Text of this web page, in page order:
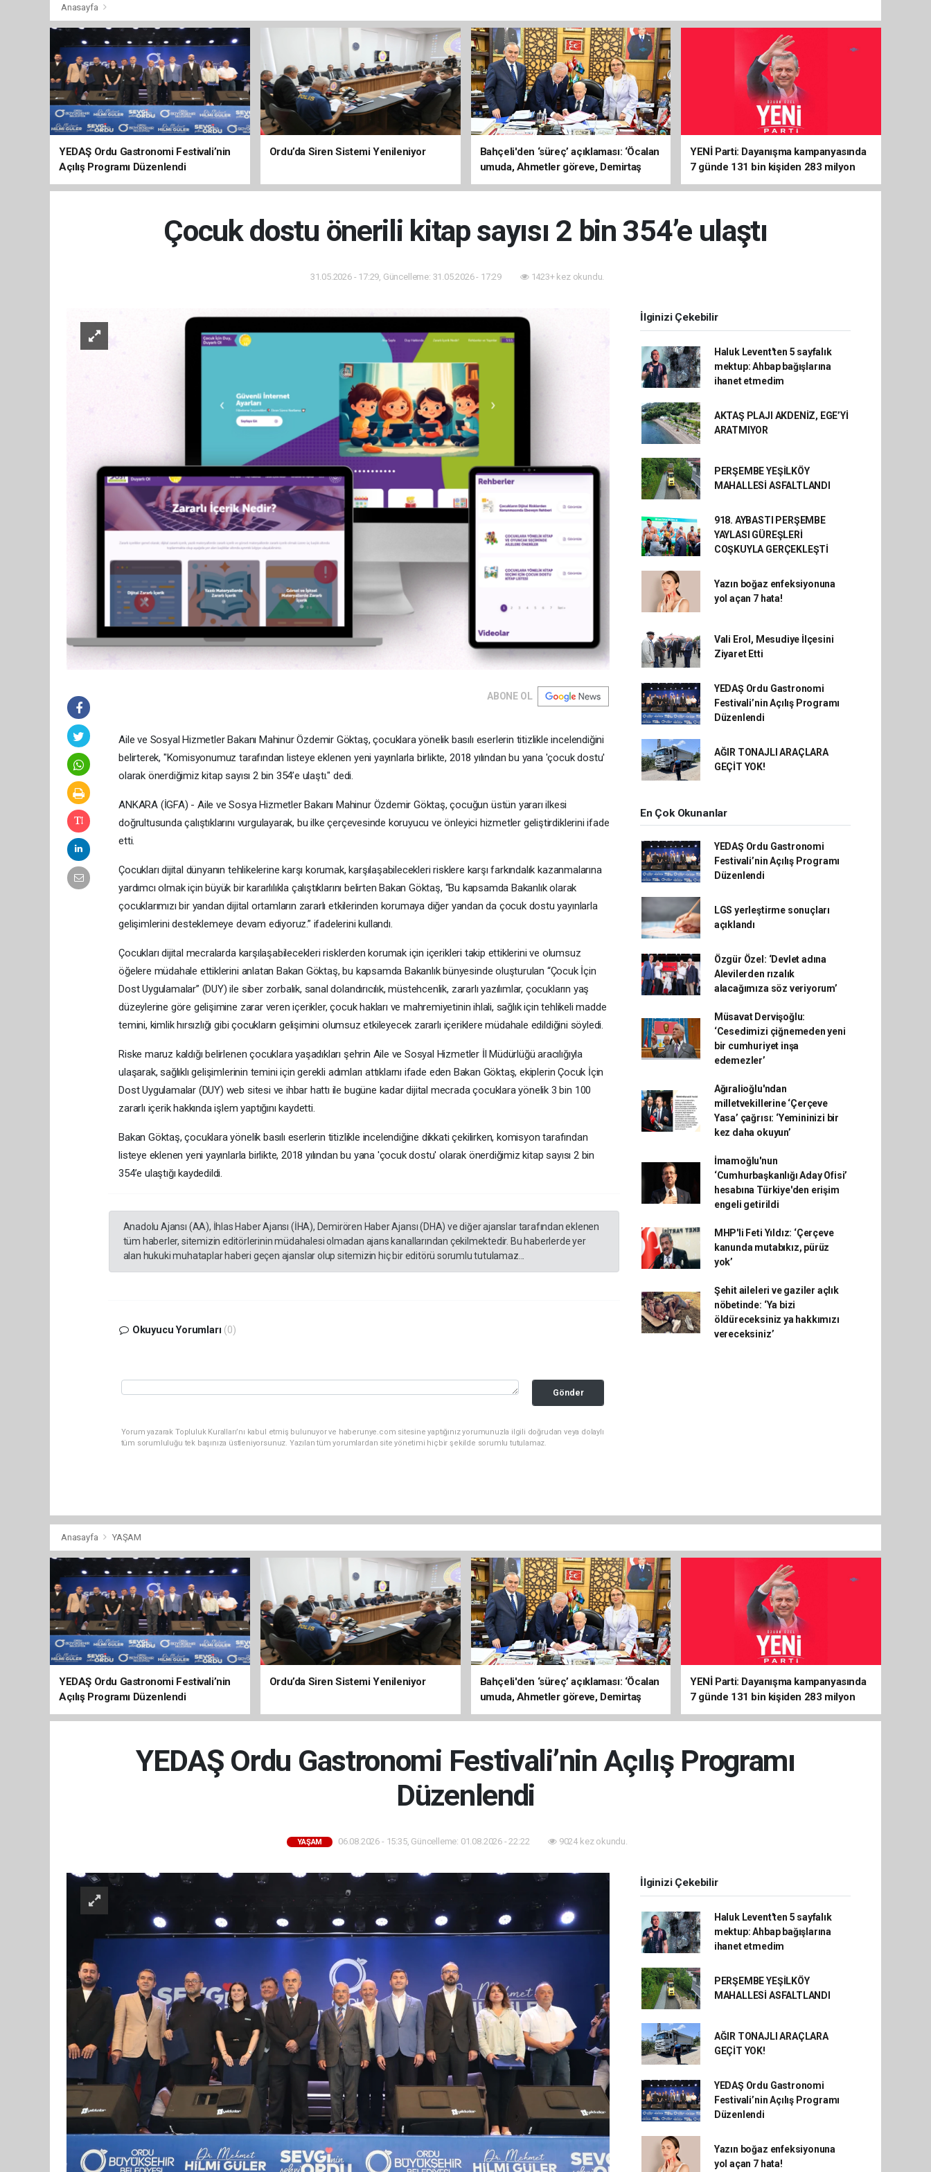
Anasayfa
YEDAŞ Ordu Gastronomi Festivali’nin
Açılış Programı Düzenlendi
Ordu’da Siren Sistemi Yenileniyor
Bahçeli'den ‘süreç’ açıklaması: ‘Öcalan
umuda, Ahmetler göreve, Demirtaş
evine dönmeli’
YENİ Parti: Dayanışma kampanyasında
7 günde 131 bin kişiden 283 milyon
liralık destek
Çocuk dostu önerili kitap sayısı 2 bin 354’e ulaştı
31.05.2026 - 17:29, Güncelleme: 31.05.2026 - 17:29 1423+ kez okundu.
ABONE OL
Aile ve Sosyal Hizmetler Bakanı Mahinur Özdemir Göktaş, çocuklara yönelik basılı eserlerin titizlikle incelendiğini
belirterek, "Komisyonumuz tarafından listeye eklenen yeni yayınlarla birlikte, 2018 yılından bu yana 'çocuk dostu'
olarak önerdiğimiz kitap sayısı 2 bin 354’e ulaştı." dedi.
ANKARA (İGFA) - Aile ve Sosya Hizmetler Bakanı Mahinur Özdemir Göktaş, çocuğun üstün yararı ilkesi
doğrultusunda çalıştıklarını vurgulayarak, bu ilke çerçevesinde koruyucu ve önleyici hizmetler geliştirdiklerini ifade
etti.
Çocukları dijital dünyanın tehlikelerine karşı korumak, karşılaşabilecekleri risklere karşı farkındalık kazanmalarına
yardımcı olmak için büyük bir kararlılıkla çalıştıklarını belirten Bakan Göktaş, “Bu kapsamda Bakanlık olarak
çocuklarımızı bir yandan dijital ortamların zararlı etkilerinden korumaya diğer yandan da çocuk dostu yayınlarla
gelişimlerini desteklemeye devam ediyoruz.” ifadelerini kullandı.
Çocukları dijital mecralarda karşılaşabilecekleri risklerden korumak için içerikleri takip ettiklerini ve olumsuz
öğelere müdahale ettiklerini anlatan Bakan Göktaş, bu kapsamda Bakanlık bünyesinde oluşturulan “Çocuk İçin
Dost Uygulamalar” (DUY) ile siber zorbalık, sanal dolandırıcılık, müstehcenlik, zararlı yazılımlar, çocukların yaş
düzeylerine göre gelişimine zarar veren içerikler, çocuk hakları ve mahremiyetinin ihlali, sağlık için tehlikeli madde
temini, kimlik hırsızlığı gibi çocukların gelişimini olumsuz etkileyecek zararlı içeriklere müdahale edildiğini söyledi.
Riske maruz kaldığı belirlenen çocuklara yaşadıkları şehrin Aile ve Sosyal Hizmetler İl Müdürlüğü aracılığıyla
ulaşarak, sağlıklı gelişimlerinin temini için gerekli adımları attıklarnı ifade eden Bakan Göktaş, ekiplerin Çocuk İçin
Dost Uygulamalar (DUY) web sitesi ve ihbar hattı ile bugüne kadar dijital mecrada çocuklara yönelik 3 bin 100
zararlı içerik hakkında işlem yaptığını kaydetti.
Bakan Göktaş, çocuklara yönelik basılı eserlerin titizlikle incelendiğine dikkati çekilirken, komisyon tarafından
listeye eklenen yeni yayınlarla birlikte, 2018 yılından bu yana 'çocuk dostu' olarak önerdiğimiz kitap sayısı 2 bin
354’e ulaştığı kaydedildi.
Anadolu Ajansı (AA), İhlas Haber Ajansı (İHA), Demirören Haber Ajansı (DHA) ve diğer ajanslar tarafından eklenen
tüm haberler, sitemizin editörlerinin müdahalesi olmadan ajans kanallarından çekilmektedir. Bu haberlerde yer
alan hukuki muhataplar haberi geçen ajanslar olup sitemizin hiç bir editörü sorumlu tutulamaz...
Okuyucu Yorumları (0)
Gönder
Yorum yazarak Topluluk Kuralları’nı kabul etmiş bulunuyor ve haberunye.com sitesine yaptığınız yorumunuzla ilgili doğrudan veya dolaylı
tüm sorumluluğu tek başınıza üstleniyorsunuz. Yazılan tüm yorumlardan site yönetimi hiçbir şekilde sorumlu tutulamaz.
İlginizi Çekebilir
Haluk Levent'ten 5 sayfalık
mektup: Ahbap bağışlarına
ihanet etmedim
AKTAŞ PLAJI AKDENİZ, EGE’Yİ
ARATMIYOR
PERŞEMBE YEŞİLKÖY
MAHALLESİ ASFALTLANDI
918. AYBASTI PERŞEMBE
YAYLASI GÜREŞLERİ
COŞKUYLA GERÇEKLEŞTİ
Yazın boğaz enfeksiyonuna
yol açan 7 hata!
Vali Erol, Mesudiye İlçesini
Ziyaret Etti
YEDAŞ Ordu Gastronomi
Festivali’nin Açılış Programı
Düzenlendi
AĞIR TONAJLI ARAÇLARA
GEÇİT YOK!
En Çok Okunanlar
YEDAŞ Ordu Gastronomi
Festivali’nin Açılış Programı
Düzenlendi
LGS yerleştirme sonuçları
açıklandı
Özgür Özel: ‘Devlet adına
Alevilerden rızalık
alacağımıza söz veriyorum’
Müsavat Dervişoğlu:
‘Cesedimizi çiğnemeden yeni
bir cumhuriyet inşa
edemezler’
Ağıralioğlu'ndan
milletvekillerine ‘Çerçeve
Yasa’ çağrısı: ‘Yemininizi bir
kez daha okuyun’
İmamoğlu'nun
‘Cumhurbaşkanlığı Aday Ofisi’
hesabına Türkiye'den erişim
engeli getirildi
MHP'li Feti Yıldız: ‘Çerçeve
kanunda mutabıkız, pürüz
yok’
Şehit aileleri ve gaziler açlık
nöbetinde: ‘Ya bizi
öldüreceksiniz ya hakkımızı
vereceksiniz’
Anasayfa YAŞAM
YEDAŞ Ordu Gastronomi Festivali’nin
Açılış Programı Düzenlendi
Ordu’da Siren Sistemi Yenileniyor
Bahçeli'den ‘süreç’ açıklaması: ‘Öcalan
umuda, Ahmetler göreve, Demirtaş
evine dönmeli’
YENİ Parti: Dayanışma kampanyasında
7 günde 131 bin kişiden 283 milyon
liralık destek
YEDAŞ Ordu Gastronomi Festivali’nin Açılış Programı
Düzenlendi
YAŞAM 06.08.2026 - 15:35, Güncelleme: 01.08.2026 - 22:22 9024 kez okundu.
İlginizi Çekebilir
Haluk Levent'ten 5 sayfalık
mektup: Ahbap bağışlarına
ihanet etmedim
PERŞEMBE YEŞİLKÖY
MAHALLESİ ASFALTLANDI
AĞIR TONAJLI ARAÇLARA
GEÇİT YOK!
YEDAŞ Ordu Gastronomi
Festivali’nin Açılış Programı
Düzenlendi
Yazın boğaz enfeksiyonuna
yol açan 7 hata!